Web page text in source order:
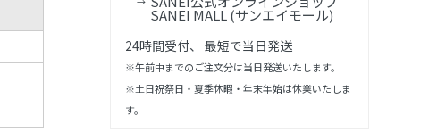
SANEI MALL (サンエイモール)
24時間受付、 最短で当日発送
※午前中までのご注文分は当日発送いたします。
※土日祝祭日・夏季休暇・年末年始は休業いたしま
す。